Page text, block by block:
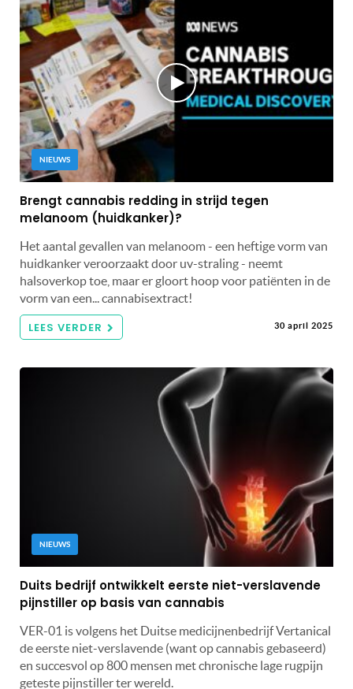
NIEUWS
Brengt cannabis redding in strijd tegen
melanoom (huidkanker)?
Het aantal gevallen van melanoom - een heftige vorm van
huidkanker veroorzaakt door uv-straling - neemt
halsoverkop toe, maar er gloort hoop voor patiënten in de
vorm van een... cannabisextract!
LEES VERDER 30 april 2025
NIEUWS
Duits bedrijf ontwikkelt eerste niet-verslavende
pijnstiller op basis van cannabis
VER-01 is volgens het Duitse medicijnenbedrijf Vertanical
de eerste niet-verslavende (want op cannabis gebaseerd)
en succesvol op 800 mensen met chronische lage rugpijn
geteste pijnstiller ter wereld.